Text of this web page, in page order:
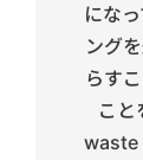
にな
ング
らす
こと
waste